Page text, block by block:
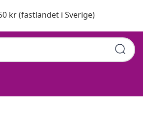
kr (fastlandet i Sverige)